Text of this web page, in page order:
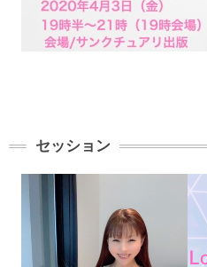
セッション